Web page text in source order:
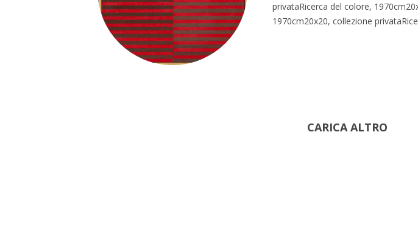
privataRicerca del colore,
1970cm20x20, collezione
CARICA ALTRO